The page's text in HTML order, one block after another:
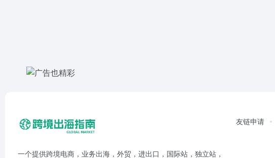
一个提供跨境电商，业务出海，外贸，进出口，国际站，独立站，
友链申请